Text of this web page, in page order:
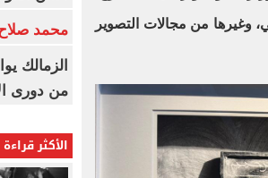
وغيرها من مجالات التصوير محمد صلاح
الزمالك
من دورى
الأكثر قراءة